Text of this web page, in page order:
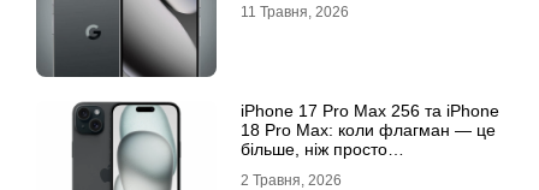
11 Травня, 2026
iРhone 17 Рro Мax 256 та iРhone
18 Рro Мax: коли флагман — це
більше, ніж просто
2 Травня, 2026